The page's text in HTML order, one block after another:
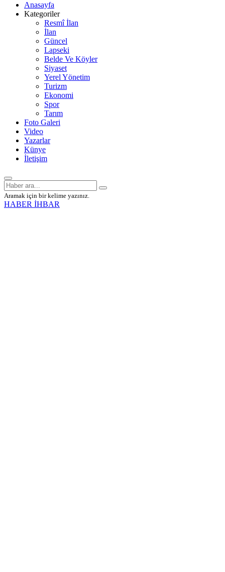
Anasayfa
Kategoriler
Resmî İlan
İlan
Güncel
Lapseki
Belde Ve Köyler
Siyaset
Yerel Yönetim
Turizm
Ekonomi
Spor
Tarım
Foto Galeri
Video
Yazarlar
Künye
İletişim
Aramak için bir kelime yazınız.
HABER İHBAR